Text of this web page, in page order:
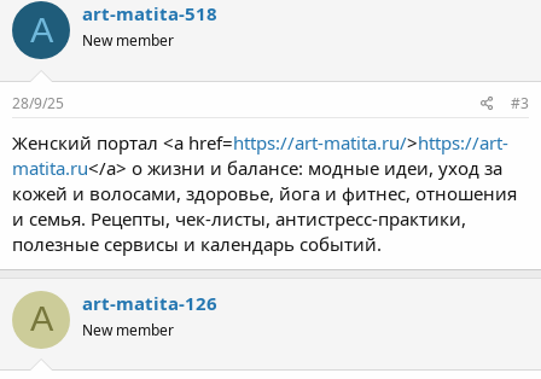
A art-matita-518
New member
28/9/25 #3
Женский портал <a href=https://art-matita.ru/>https://art-
matita.ru</a> о жизни и балансе: модные идеи, уход за
кожей и волосами, здоровье, йога и фитнес, отношения
и семья. Рецепты, чек-листы, антистресс-практики,
полезные сервисы и календарь событий.
A art-matita-126
New member